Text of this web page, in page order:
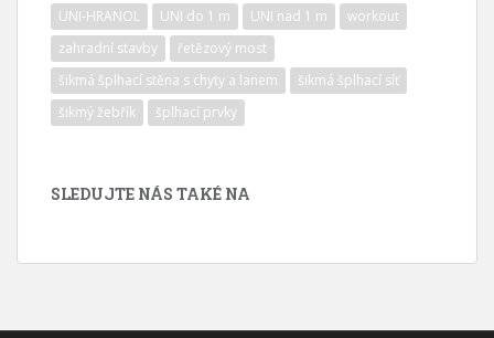
UNI-HRANOL
UNI do 1 m UNI nad 1 m
workout
zahradní stavby
řetězový most
šikmá šplhací stěna s chyty a lanem
šikmá šplhací síť
šikmý žebřík
šplhací prvky
SLEDUJTE NÁS TAKÉ NA